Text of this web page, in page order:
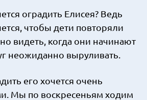
оградить Елисея? Ведь
чтобы дети повторяли
видеть, когда они начинают
неожиданно выруливать.
его хочется очень
Мы по воскресеньям ходим